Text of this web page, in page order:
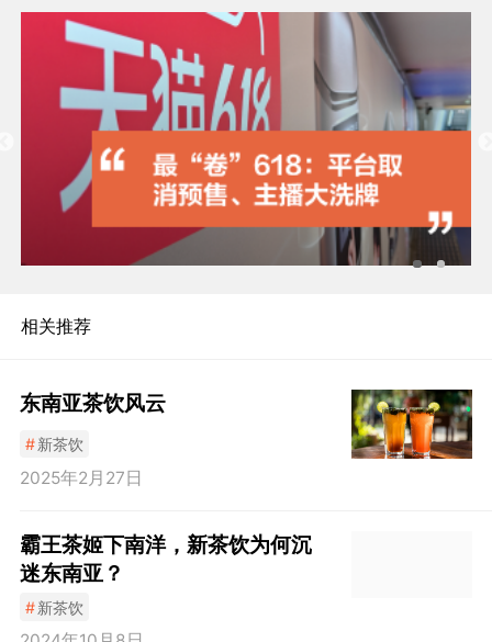
相关推荐
东南亚茶饮风云
#新茶饮
2025年2月27日
霸王茶姬下南洋，新茶饮为何沉
迷东南亚？
#新茶饮